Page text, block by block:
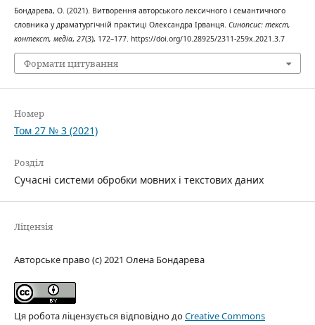
Бондарева, О. (2021). Витворення авторського лексичного і семантичного
словника у драматургічній практиці Олександра Ірванця. Синопсис: текст,
контекст, медіа, 27(3), 172–177. https://doi.org/10.28925/2311-259x.2021.3.7
Формати цитування
Номер
Том 27 № 3 (2021)
Розділ
Сучасні системи обробки мовних і текстових даних
Ліцензія
Авторське право (c) 2021 Олена Бондарева
Ця робота ліцензується відповідно доCreative Commons